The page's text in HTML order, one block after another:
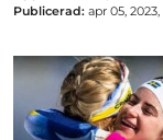
Publicerad: apr 05, 2023,